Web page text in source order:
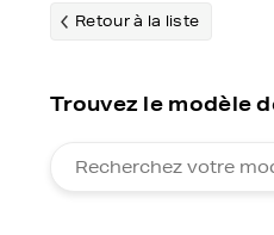
Retour à la liste
Trouvez le modèle